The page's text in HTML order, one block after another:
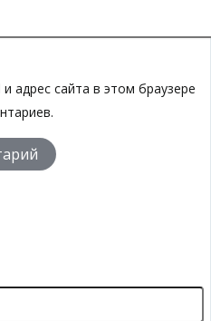
адрес сайта в этом браузере